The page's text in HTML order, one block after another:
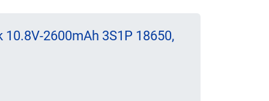
2600mAh 3S1P 18650,